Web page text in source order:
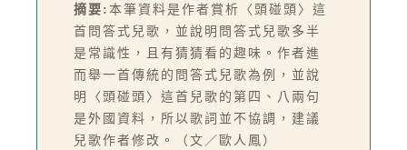
摘要: 本筆資料是作者賞析〈頭碰頭〉這
首問答式兒歌，並說明問答式兒歌多半
是常識性，且有猜猜看的趣味。作者進
而舉一首傳統的問答式兒歌為例，並說
明〈頭碰頭〉這首兒歌的第四、八兩句
是外國資料，所以歌詞並不協調，建議
兒歌作者修改。（文／歐人鳳）